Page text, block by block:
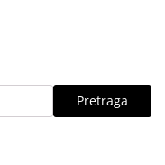
Pretraga